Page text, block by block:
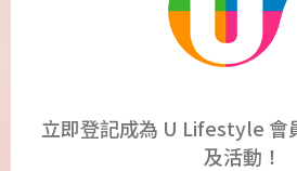
立即登記成為 U Lifestyle 會
及活動！